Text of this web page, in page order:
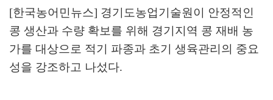
[한국농어민뉴스] 경기도농업기술원이 안정적인
콩 생산과 수량 확보를 위해 경기지역 콩 재배 농
가를 대상으로 적기 파종과 초기 생육관리의 중요
성을 강조하고 나섰다.